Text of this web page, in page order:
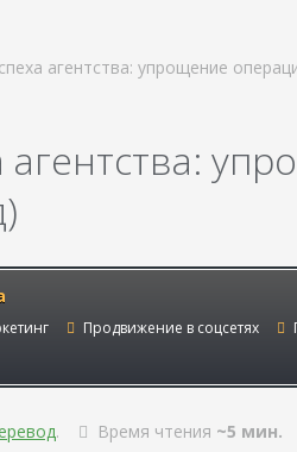
агентства: упрощение
Продвижение в соцсетях
. Время чтения ~5 мин.